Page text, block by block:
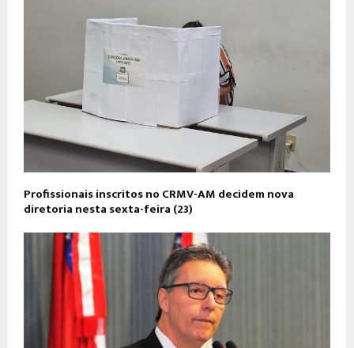
Profissionais inscritos no CRMV-AM decidem nova
diretoria nesta sexta-feira (23)